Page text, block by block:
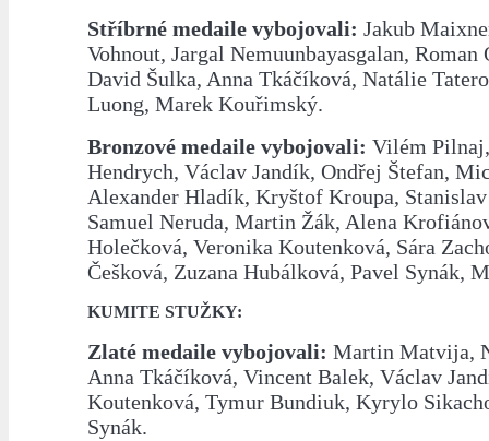
Stříbrné medaile vybojovali: Jakub
Vohnout, Jargal Nemuunbayasgalan, Roman
David Šulka, Anna Tkáčíková, Natálie
Luong, Marek Kouřimský.
Bronzové medaile vybojovali: Vilém
Hendrych, Václav Jandík, Ondřej Štefan,
Alexander Hladík, Kryštof Kroupa,
Samuel Neruda, Martin Žák, Alena
Holečková, Veronika Koutenková, Sára
Češková, Zuzana Hubálková, Pavel Synák,
KUMITE STUŽKY:
Zlaté medaile vybojovali: Martin Matvija,
Anna Tkáčíková, Vincent Balek, Václav
Koutenková, Tymur Bundiuk, Kyrylo
Synák.